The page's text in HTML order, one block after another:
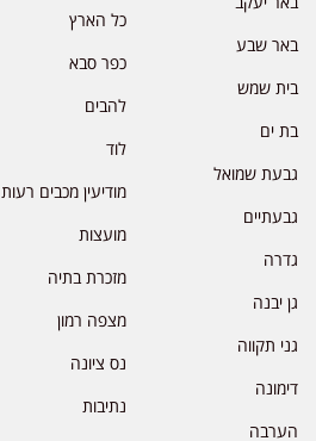
באר שבע
בית שמש
בת ים
גבעת שמואל
גבעתיים
גדרה
גן יבנה
גני תקווה
דימונה
הערבה
כל הארץ
כפר סבא
להבים
לוד
מודיעין מכבים רעות
מועצות
מזכרת בתיה
מצפה רמון
נס ציונה
נתיבות